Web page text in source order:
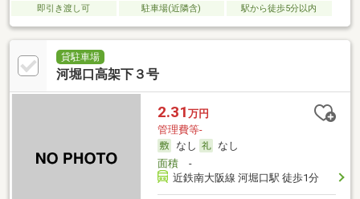
即引き渡し可 駐車場(近隣含) 駅から徒歩5分以内
貸駐車場
河堀口高架下３号
2.31 万円
管理費等-
なし
なし
面積-
近鉄南大阪線 河堀口駅 徒歩1分